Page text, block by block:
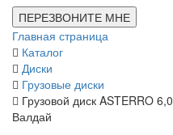
ПЕРЕЗВОНИТЕ МНЕ
Главная страница
Каталог
Диски
Грузовые диски
Грузовой диск ASTERRO
Валдай